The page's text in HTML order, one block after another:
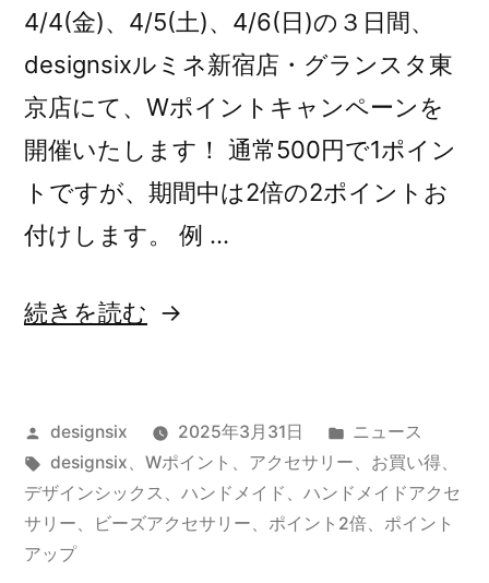
4/4(金)、4/5(土)、4/6(日)の３日間、
designsixルミネ新宿店・グランスタ東
京店にて、Wポイントキャンペーンを
開催いたします！ 通常500円で1ポイン
トですが、期間中は2倍の2ポイントお
付けします。 例 …
“直
舗
W
ポ
イ
続きを読む
投
稿
者:
designsix 2025年3月31日
カ
テ
ゴ
リ
ニュース
タ
グ:
designsix、 Wポイント 、 アクセサリー、 お買い得、
デザインシックス 、 ハンドメイド 、 ハンドメイドアクセ
サリー、 ビーズアクセサリー、 ポイント2倍、 ポイント
アップ